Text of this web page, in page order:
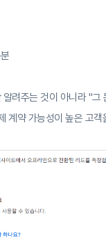
려주는 것이 아니라 "그
약 가능성이 높은 고객